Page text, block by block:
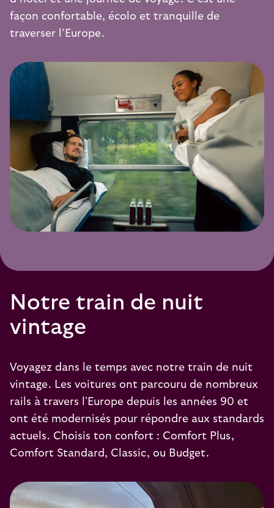
façon confortable, écolo et tranquille de
traverser l’Europe.
Notre train de nuit
vintage
Voyagez dans le temps avec notre train de nuit
vintage. Les voitures ont parcouru de nombreux
rails à travers l'Europe depuis les années 90 et
ont été modernisés pour répondre aux standards
actuels. Choisis ton confort : Comfort Plus,
Comfort Standard, Classic, ou Budget.